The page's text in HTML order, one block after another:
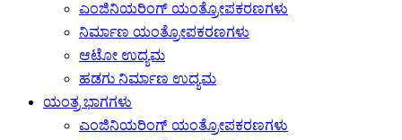
ಎಂಜಿನಿಯರಿಂಗ್ ಯಂತ್ರೋಪಕರಣಗಳು
ನಿರ್ಮಾಣ ಯಂತ್ರೋಪಕರಣಗಳು
ಆಟೋ ಉದ್ಯಮ
ಹಡಗು ನಿರ್ಮಾಣ ಉದ್ಯಮ
ಯಂತ್ರ ಭಾಗಗಳು
ಎಂಜಿನಿಯರಿಂಗ್ ಯಂತ್ರೋಪಕರಣಗಳು